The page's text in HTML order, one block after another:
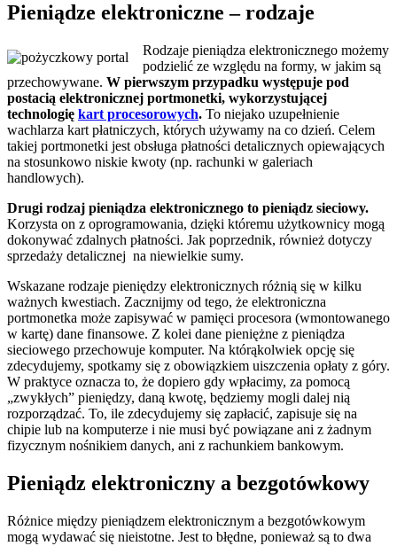
Pieniądze elektroniczne – rodzaje
Rodzaje pieniądza elektronicznego możemy
podzielić ze względu na formy, w jakim są
przechowywane. W pierwszym przypadku występuje pod
postacią elektronicznej portmonetki, wykorzystującej
technologię kart procesorowych. To niejako uzupełnienie
wachlarza kart płatniczych, których używamy na co dzień. Celem
takiej portmonetki jest obsługa płatności detalicznych opiewających
na stosunkowo niskie kwoty (np. rachunki w galeriach
handlowych).
Drugi rodzaj pieniądza elektronicznego to pieniądz sieciowy.
Korzysta on z oprogramowania, dzięki któremu użytkownicy mogą
dokonywać zdalnych płatności. Jak poprzednik, również dotyczy
sprzedaży detalicznej na niewielkie sumy.
Wskazane rodzaje pieniędzy elektronicznych różnią się w kilku
ważnych kwestiach. Zacznijmy od tego, że elektroniczna
portmonetka może zapisywać w pamięci procesora (wmontowanego
w kartę) dane finansowe. Z kolei dane pieniężne z pieniądza
sieciowego przechowuje komputer. Na którąkolwiek opcję się
zdecydujemy, spotkamy się z obowiązkiem uiszczenia opłaty z góry.
W praktyce oznacza to, że dopiero gdy wpłacimy, za pomocą
„zwykłych” pieniędzy, daną kwotę, będziemy mogli dalej nią
rozporządzać. To, ile zdecydujemy się zapłacić, zapisuje się na
chipie lub na komputerze i nie musi być powiązane ani z żadnym
fizycznym nośnikiem danych, ani z rachunkiem bankowym.
Pieniądz elektroniczny a bezgotówkowy
Różnice między pieniądzem elektronicznym a bezgotówkowym
mogą wydawać się nieistotne. Jest to błędne, ponieważ są to dwa